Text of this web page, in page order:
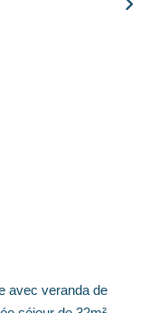
avec veranda de